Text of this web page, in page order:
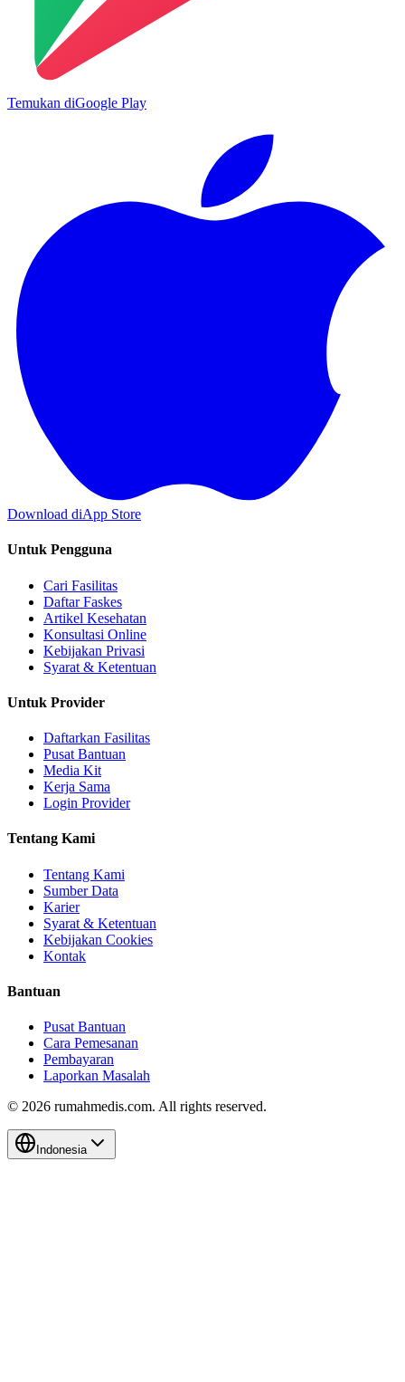
Temukan diGoogle Play
Download diApp Store
Untuk Pengguna
Cari Fasilitas
Daftar Faskes
Artikel Kesehatan
Konsultasi Online
Kebijakan Privasi
Syarat & Ketentuan
Untuk Provider
Daftarkan Fasilitas
Pusat Bantuan
Media Kit
Kerja Sama
Login Provider
Tentang Kami
Tentang Kami
Sumber Data
Karier
Syarat & Ketentuan
Kebijakan Cookies
Kontak
Bantuan
Pusat Bantuan
Cara Pemesanan
Pembayaran
Laporkan Masalah
© 2026 rumahmedis.com. All rights reserved.
Indonesia